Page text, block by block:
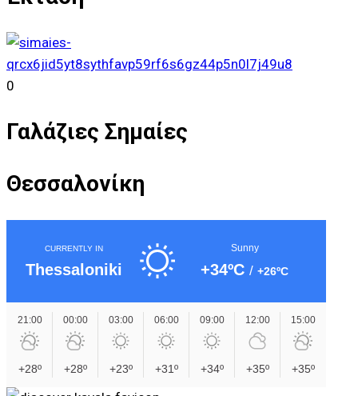
0
Γαλάζιες Σημαίες
Θεσσαλονίκη
CURRENTLY IN
Thessaloniki
Sunny
+34ºC / +26ºC
21:00
+28º
00:00
+28º
03:00
+23º
06:00
+31º
09:00
+34º
12:00
+35º
15:00
+35º